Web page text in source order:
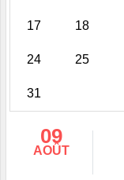
17 18
24 25
31
09
AOÛT